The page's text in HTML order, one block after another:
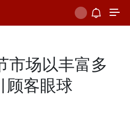
市场以丰富多
顾客眼球